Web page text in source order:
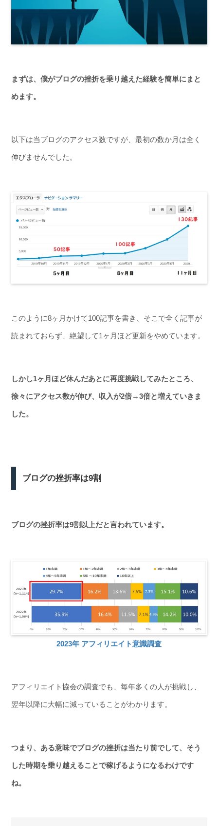
まずは、僕がブログの挫折を乗り越えた経験を簡単にまと
めます。
以下は当ブログのアクセス数ですが、最初の数か月は全く
伸びませんでした。
このように8ヶ月かけて100記事を書き、そこで全く記事が
読まれておらず、絶望して1ヶ月ほど更新をやめています。
しかし1ヶ月ほど休んだあとに再度挑戦してみたところ、
徐々にアクセス数が伸び、 収入が2倍→3倍と増えていきま
した。
ブログの挫折率は9割
ブログの挫折率は9割以上だと言われています。
2023年 アフィリエイト意識調査
アフィリエイト協会の調査でも、毎年多くの人が挑戦し、
翌年以降に大幅に減っていることがわかります。
つまり、ある意味でブログの挫折は当たり前でして、そう
した時期を乗り越えることで稼げるようになるわけです
ね。